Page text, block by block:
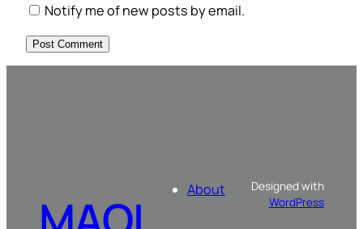
Notify me of new posts by email.
About
Designed with
WordPress